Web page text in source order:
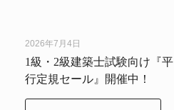
2026年7月4日
1級・2級建築士試験向け『平
行定規セール』開催中！